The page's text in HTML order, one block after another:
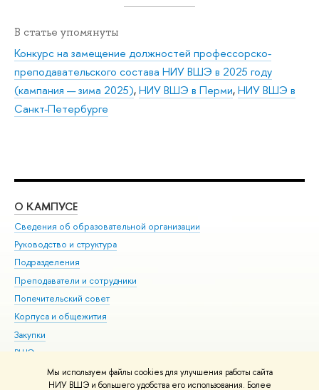
Мы используем файлы cookies для улучшения работы сайта
НИУ ВШЭ и большего удобства его использования. Более
В статье упомянуты
Конкурс на замещение должностей профессорско-
преподавательского состава НИУ ВШЭ в 2025 году
(кампания — зима 2025),НИУ ВШЭ в Перми,НИУ ВШЭ в
Санкт-Петербурге
О КАМПУСЕ
Сведения об образовательной организации
Руководство и структура
Подразделения
Преподаватели и сотрудники
Попечительский совет
Корпуса и общежития
Закупки
ВШЭ для студентов с ограниченными возможностями
здоровья и инвалидностью
Версия для слабовидящих